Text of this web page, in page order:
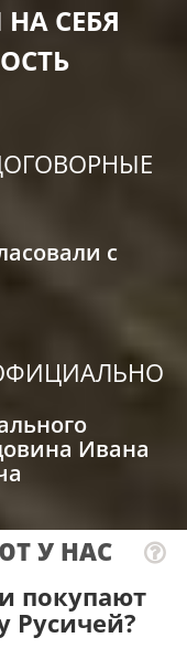
СЕБЯ
с
Ивана
У НАС
покупают
Русичей?